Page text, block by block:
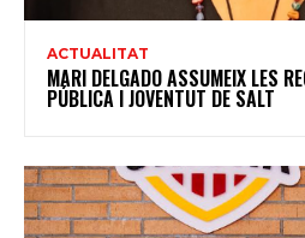
ACTUALITAT
MARI DELGADO ASSUMEIX LES
PÚBLICA I JOVENTUT DE SALT